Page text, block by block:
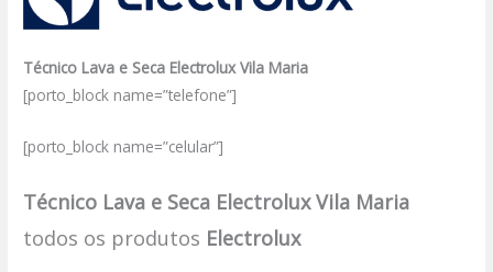
Técnico Lava e Seca Electrolux Vila Maria
[porto_block name=”telefone”]
[porto_block name=”celular”]
Técnico Lava e Seca Electrolux Vila Maria
todos os produtos Electrolux